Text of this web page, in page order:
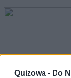
Quizowa - Do